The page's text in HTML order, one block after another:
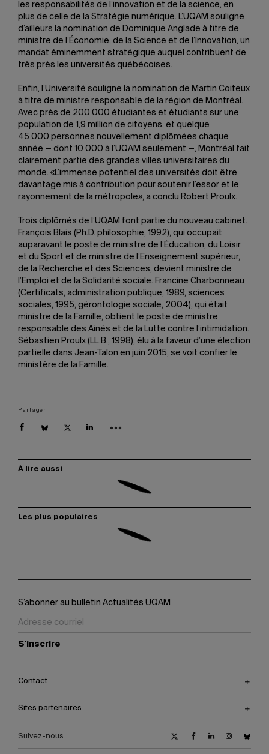
les responsabilités de l’innovation et de la science, en
plus de celle de la Stratégie numérique. L’UQAM souligne
d’ailleurs la nomination de Dominique Anglade à titre de
ministre de l’Économie, de la Science et de l’Innovation, un
mandat éminemment stratégique auquel contribuent de
très près les universités québécoises.
Enfin, l’Université souligne la nomination de Martin Coiteux
à titre de ministre responsable de la région de Montréal.
Avec près de 200 000 étudiantes et étudiants sur une
population de 1,9 million de citoyens, et quelque
45 000 personnes nouvellement diplômées chaque
année — dont 10 000 à l’UQAM seulement —, Montréal fait
clairement partie des grandes villes universitaires du
monde. «L’immense potentiel des universités doit être
davantage mis à contribution pour soutenir l’essor et le
rayonnement de la métropole», a conclu Robert Proulx.
Trois diplômés de l’UQAM font partie du nouveau cabinet.
François Blais (Ph.D. philosophie, 1992), qui occupait
auparavant le poste de ministre de l’Éducation, du Loisir
et du Sport et de ministre de l’Enseignement supérieur,
de la Recherche et des Sciences, devient ministre de
l’Emploi et de la Solidarité sociale. Francine Charbonneau
(Certificats, administration publique, 1989, sciences
sociales, 1995, gérontologie sociale, 2004), qui était
ministre de la Famille, obtient le poste de ministre
responsable des Ainés et de la Lutte contre l’intimidation.
Sébastien Proulx (LL.B., 1998), élu à la faveur d’une élection
partielle dans Jean-Talon en juin 2015, se voit confier le
ministère de la Famille.
Partager
À lire aussi
Les plus populaires
S’abonner au bulletin Actualités UQAM
S'inscrire
Contact
Sites partenaires
Suivez-nous